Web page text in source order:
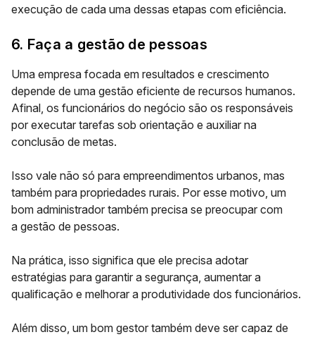
execução de cada uma dessas etapas com eficiência.
6. Faça a gestão de pessoas
Uma empresa focada em resultados e crescimento
depende de uma gestão eficiente de recursos humanos.
Afinal, os funcionários do negócio são os responsáveis
por executar tarefas sob orientação e auxiliar na
conclusão de metas.
Isso vale não só para empreendimentos urbanos, mas
também para propriedades rurais. Por esse motivo, um
bom administrador também precisa se preocupar com
a gestão de pessoas.
Na prática, isso significa que ele precisa adotar
estratégias para garantir a segurança, aumentar a
qualificação e melhorar a produtividade dos funcionários.
Além disso, um bom gestor também deve ser capaz de